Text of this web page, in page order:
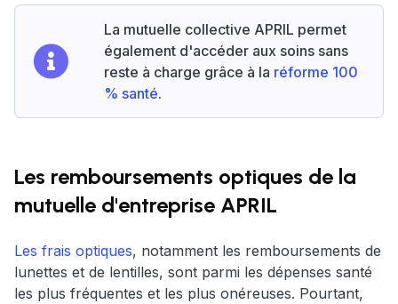
La mutuelle collective APRIL permet
également d'accéder aux soins sans
reste à charge grâce à la réforme 100
% santé.
Les remboursements optiques de la
mutuelle d'entreprise APRIL
Les frais optiques, notamment les remboursements de
lunettes et de lentilles, sont parmi les dépenses santé
les plus fréquentes et les plus onéreuses. Pourtant,